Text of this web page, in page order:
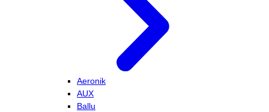
Aeronik
AUX
Ballu